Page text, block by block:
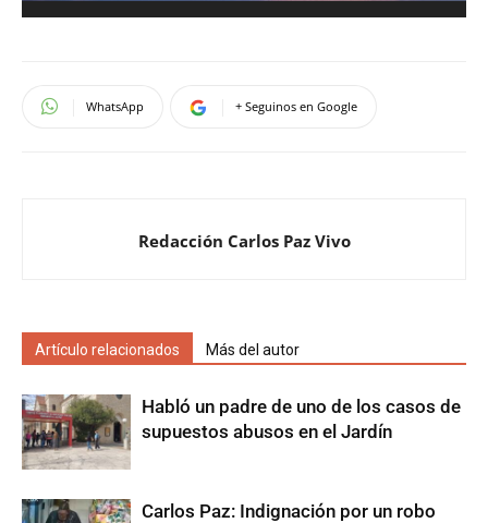
WhatsApp + Seguinos en Google
Redacción Carlos Paz Vivo
Artículo relacionados Más del autor
Habló un padre de uno de los casos de
supuestos abusos en el Jardín
Carlos Paz: Indignación por un robo